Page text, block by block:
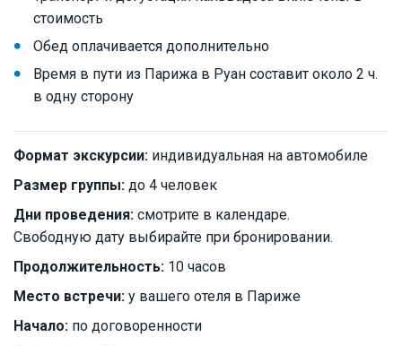
стоимость
Обед оплачивается дополнительно
Время в пути из Парижа в Руан составит около 2 ч.
в одну сторону
Формат экскурсии: индивидуальная на автомобиле
Размер группы: до 4 человек
Дни проведения: смотрите в календаре.
Свободную дату выбирайте при бронировании.
Продолжительность: 10 часов
Место встречи: у вашего отеля в Париже
Начало: по договоренности